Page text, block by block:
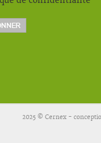
2025 © Cernex -